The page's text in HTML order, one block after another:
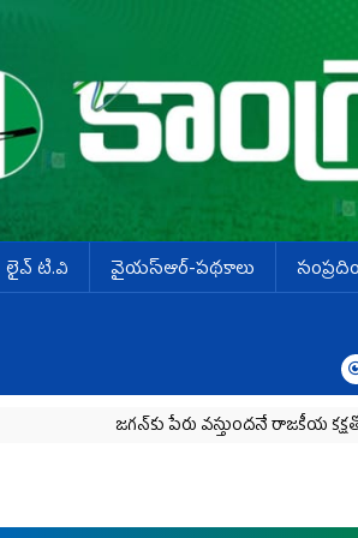
లైవ్ టి.వి వైయస్ఆర్-పథకాలు
జగన్‌కు పేరు వస్తుందనే రాజకీయ కక్షతో దిశ